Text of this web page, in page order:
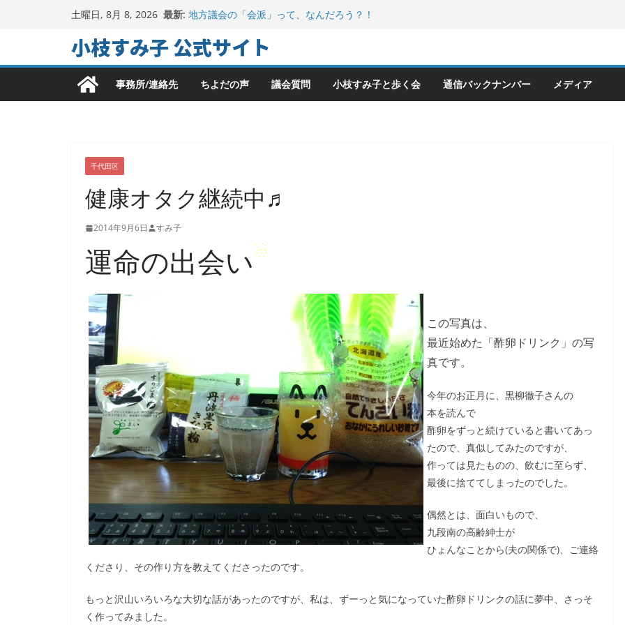
ン
土曜日, 8月 8, 2026 最新: 地方議会の「会派」って、なんだろう？！
ちよだの声ニュース No,9発信しました！
千代田区社会福祉協議会アキバ分室「食と居場所の学習会」に
参加
ヒートアイランド緩和のキーワードは「水と緑と風」
小枝すみ子 公式サイト
事務所/連絡先 ちよだの声 議会質問 小枝すみ子と歩く会 通信バックナンバー メディア
千代田区
健康オタク継続中♬
2014年9月6日 すみ子
運命の出会い
この写真は、
最近始めた「酢卵ドリンク」の写
真です。
今年のお正月に、黒柳徹子さんの
本を読んで
酢卵をずっと続けていると書いてあっ
たので、真似してみたのですが、
作っては見たものの、飲むに至らず、
最後に捨ててしまったのでした。
偶然とは、面白いもので、
九段南の高齢紳士が
ひょんなことから(夫の関係で)、ご連絡
くださり、その作り方を教えてくださったのです。
もっと沢山いろいろな大切な話があったのですが、私は、ずーっと気になっていた酢卵ドリンクの話に夢中、さっそ
く作ってみました。